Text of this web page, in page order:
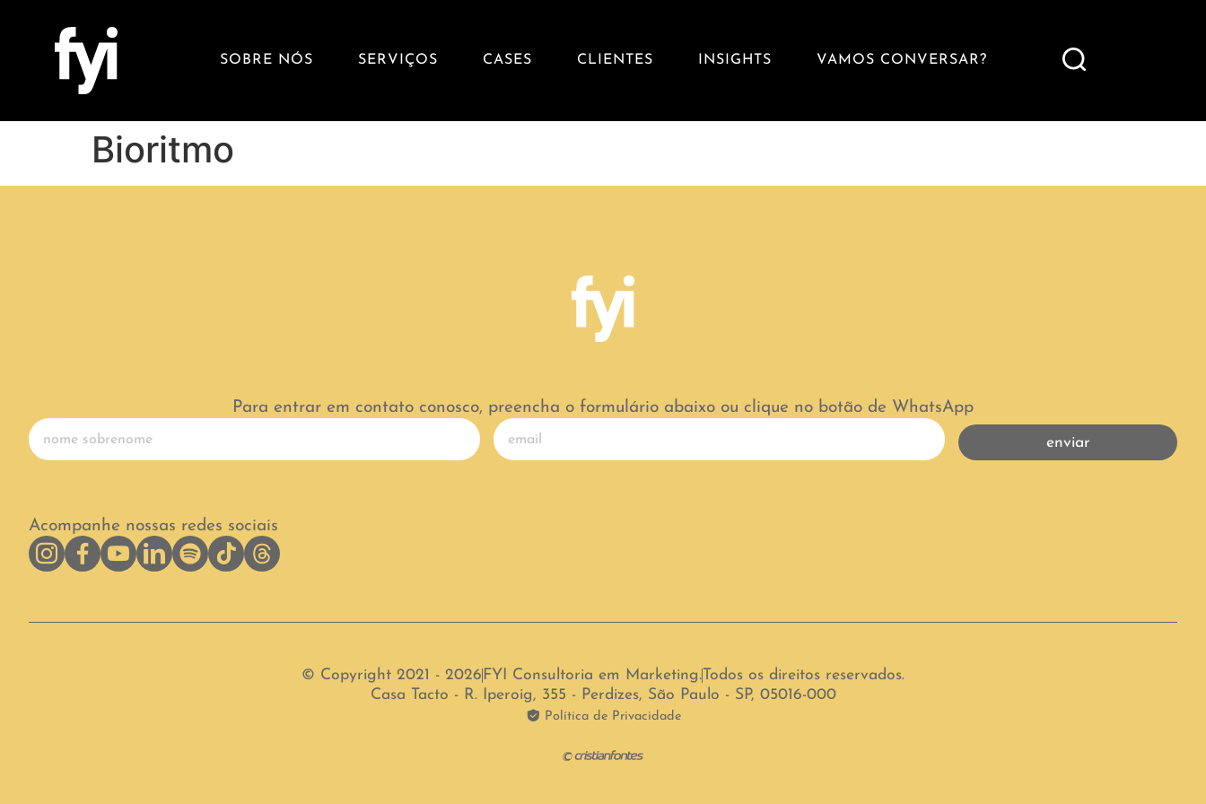
SOBRE NÓS SERVIÇOS CASES CLIENTES INSIGHTS VAMOS CONVERSAR?
Bioritmo
Para entrar em contato conosco, preencha o formulário abaixo ou clique no botão de WhatsApp
enviar
Acompanhe nossas redes sociais
© Copyright 2021 - 2026FYI Consultoria em Marketing. Todos os direitos reservados.
Casa Tacto - R. Iperoig, 355 - Perdizes, São Paulo - SP, 05016-000
Política de Privacidade